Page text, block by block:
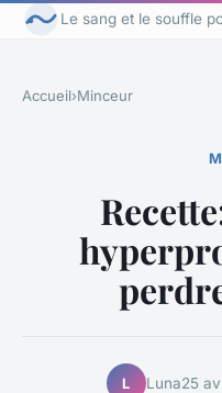
Le sang et le souffle
Accueil›Minceur
L Luna25